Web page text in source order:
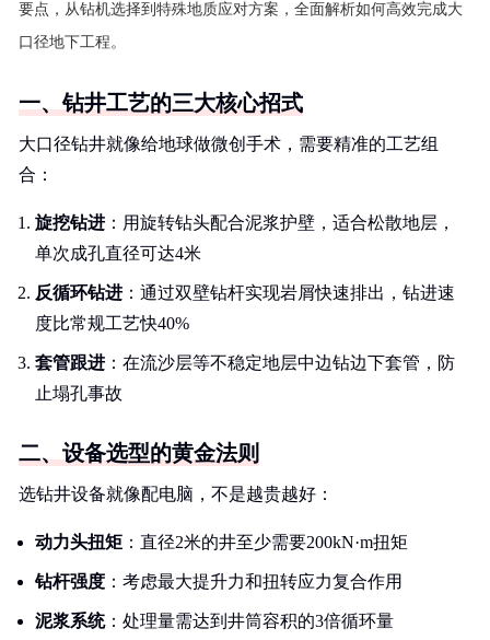
要点，从钻机选择到特殊地质应对方案，全面解析如何高效完成大
口径地下工程。
一、钻井工艺的三大核心招式
大口径钻井就像给地球做微创手术，需要精准的工艺组
合：
旋挖钻进 ：用旋转钻头配合泥浆护壁，适合松散地层，
单次成孔直径可达4米
反循环钻进 ：通过双壁钻杆实现岩屑快速排出，钻进速
度比常规工艺快40%
套管跟进 ：在流沙层等不稳定地层中边钻边下套管，防
止塌孔事故
二、设备选型的黄金法则
选钻井设备就像配电脑，不是越贵越好：
动力头扭矩 ：直径2米的井至少需要200kN·m扭矩
钻杆强度 ：考虑最大提升力和扭转应力复合作用
泥浆系统：处理量需达到井筒容积的3倍循环量